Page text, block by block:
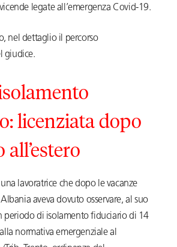
legate all’emergenza Covid-19.
nel dettaglio il percorso
giudice.
licenziata dopo
una lavoratrice che dopo le vacanze
aveva dovuto osservare, al suo
periodo di isolamento fiduciario di 14
normativa emergenziale al